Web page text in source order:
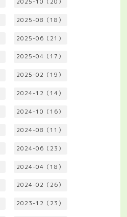
2025-08（18）
2025-06（21）
2025-04（17）
2025-02（19）
2024-12（14）
2024-10（16）
2024-08（11）
2024-06（23）
2024-04（18）
2024-02（26）
2023-12（23）